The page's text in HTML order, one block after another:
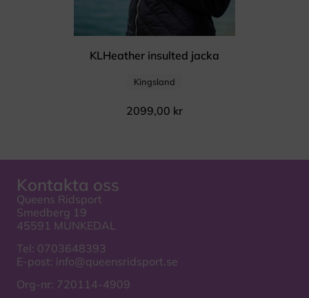
KLHeather insulted jacka
Kingsland
2099,00 kr
Kontakta oss
Queens Ridsport
Smedberg 19
45591 MUNKEDAL
Tel: 0703648393
E-post: info@queensridsport.se
Org-nr: 720114-4909